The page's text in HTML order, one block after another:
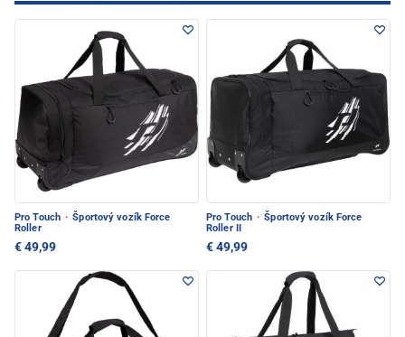
Pro Touch · Športový vozík Force
Roller
€ 49,99
Pro Touch · Športový vozík Force
Roller II
€ 49,99